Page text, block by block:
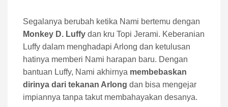
Segalanya berubah ketika Nami bertemu dengan
Monkey D. Luffy dan kru Topi Jerami. Keberanian
Luffy dalam menghadapi Arlong dan ketulusan
hatinya memberi Nami harapan baru. Dengan
bantuan Luffy, Nami akhirnya membebaskan
dirinya dari tekanan Arlong dan bisa mengejar
impiannya tanpa takut membahayakan desanya.